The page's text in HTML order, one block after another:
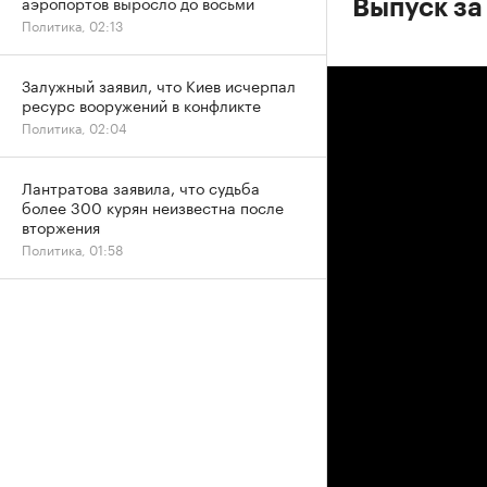
Выпуск
Политика, 02:13
Залужный заявил, что Киев исчерпал
ресурс вооружений в конфликте
Политика, 02:04
Лантратова заявила, что судьба
более 300 курян неизвестна после
вторжения
Политика, 01:58